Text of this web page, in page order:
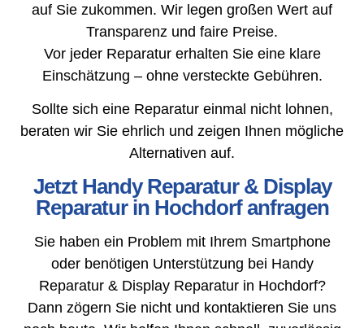
auf Sie zukommen. Wir legen großen Wert auf
Transparenz und faire Preise.
Vor jeder Reparatur erhalten Sie eine klare
Einschätzung – ohne versteckte Gebühren.
Sollte sich eine Reparatur einmal nicht lohnen,
beraten wir Sie ehrlich und zeigen Ihnen mögliche
Alternativen auf.
Jetzt Handy Reparatur & Display
Reparatur in Hochdorf anfragen
Sie haben ein Problem mit Ihrem Smartphone
oder benötigen Unterstützung bei Handy
Reparatur & Display Reparatur in Hochdorf?
Dann zögern Sie nicht und kontaktieren Sie uns